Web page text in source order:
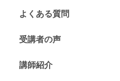
よくある質問
受講者の声
講師紹介